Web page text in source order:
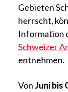
Gebieten
herrscht,
Information
Schweizer
entnehmen.
VonJuni bis